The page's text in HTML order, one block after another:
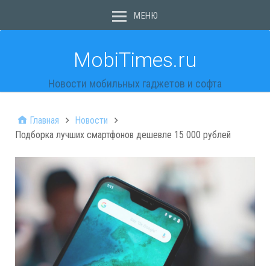
МЕНЮ
MobiTimes.ru
Новости мобильных гаджетов и софта
Главная
Новости
Подборка лучших смартфонов дешевле 15 000 рублей